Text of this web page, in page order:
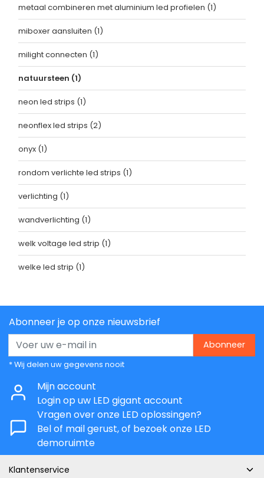
metaal combineren met aluminium led profielen (1)
miboxer aansluiten (1)
milight connecten (1)
natuursteen (1)
neon led strips (1)
neonflex led strips (2)
onyx (1)
rondom verlichte led strips (1)
verlichting (1)
wandverlichting (1)
welk voltage led strip (1)
welke led strip (1)
Abonneer je op onze nieuwsbrief
Abonneer
* Wij delen uw gegevens nooit
Mijn account
Login op uw LED gigant account
Vragen over onze LED oplossingen?
Bel of mail gerust, of bezoek onze LED
demoruimte
Klantenservice